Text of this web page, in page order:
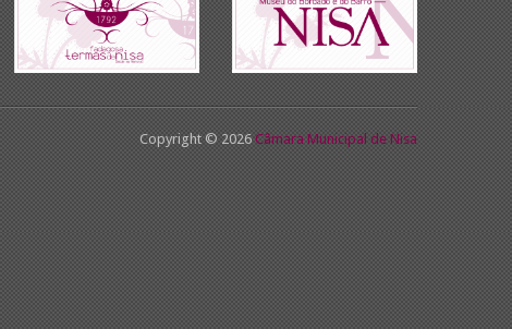
Copyright © 2026 Câmara Municipal de Nisa